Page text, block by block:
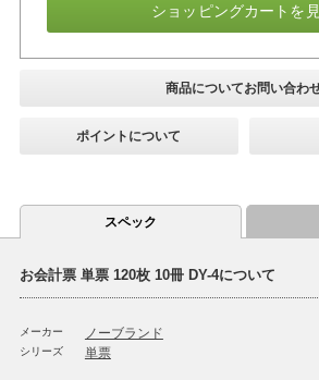
ショッピングカートを
商品についてお問い合わ
ポイントについて
スペック
お会計票 単票 120枚 10冊 DY-4について
メーカー ノーブランド
シリーズ 単票